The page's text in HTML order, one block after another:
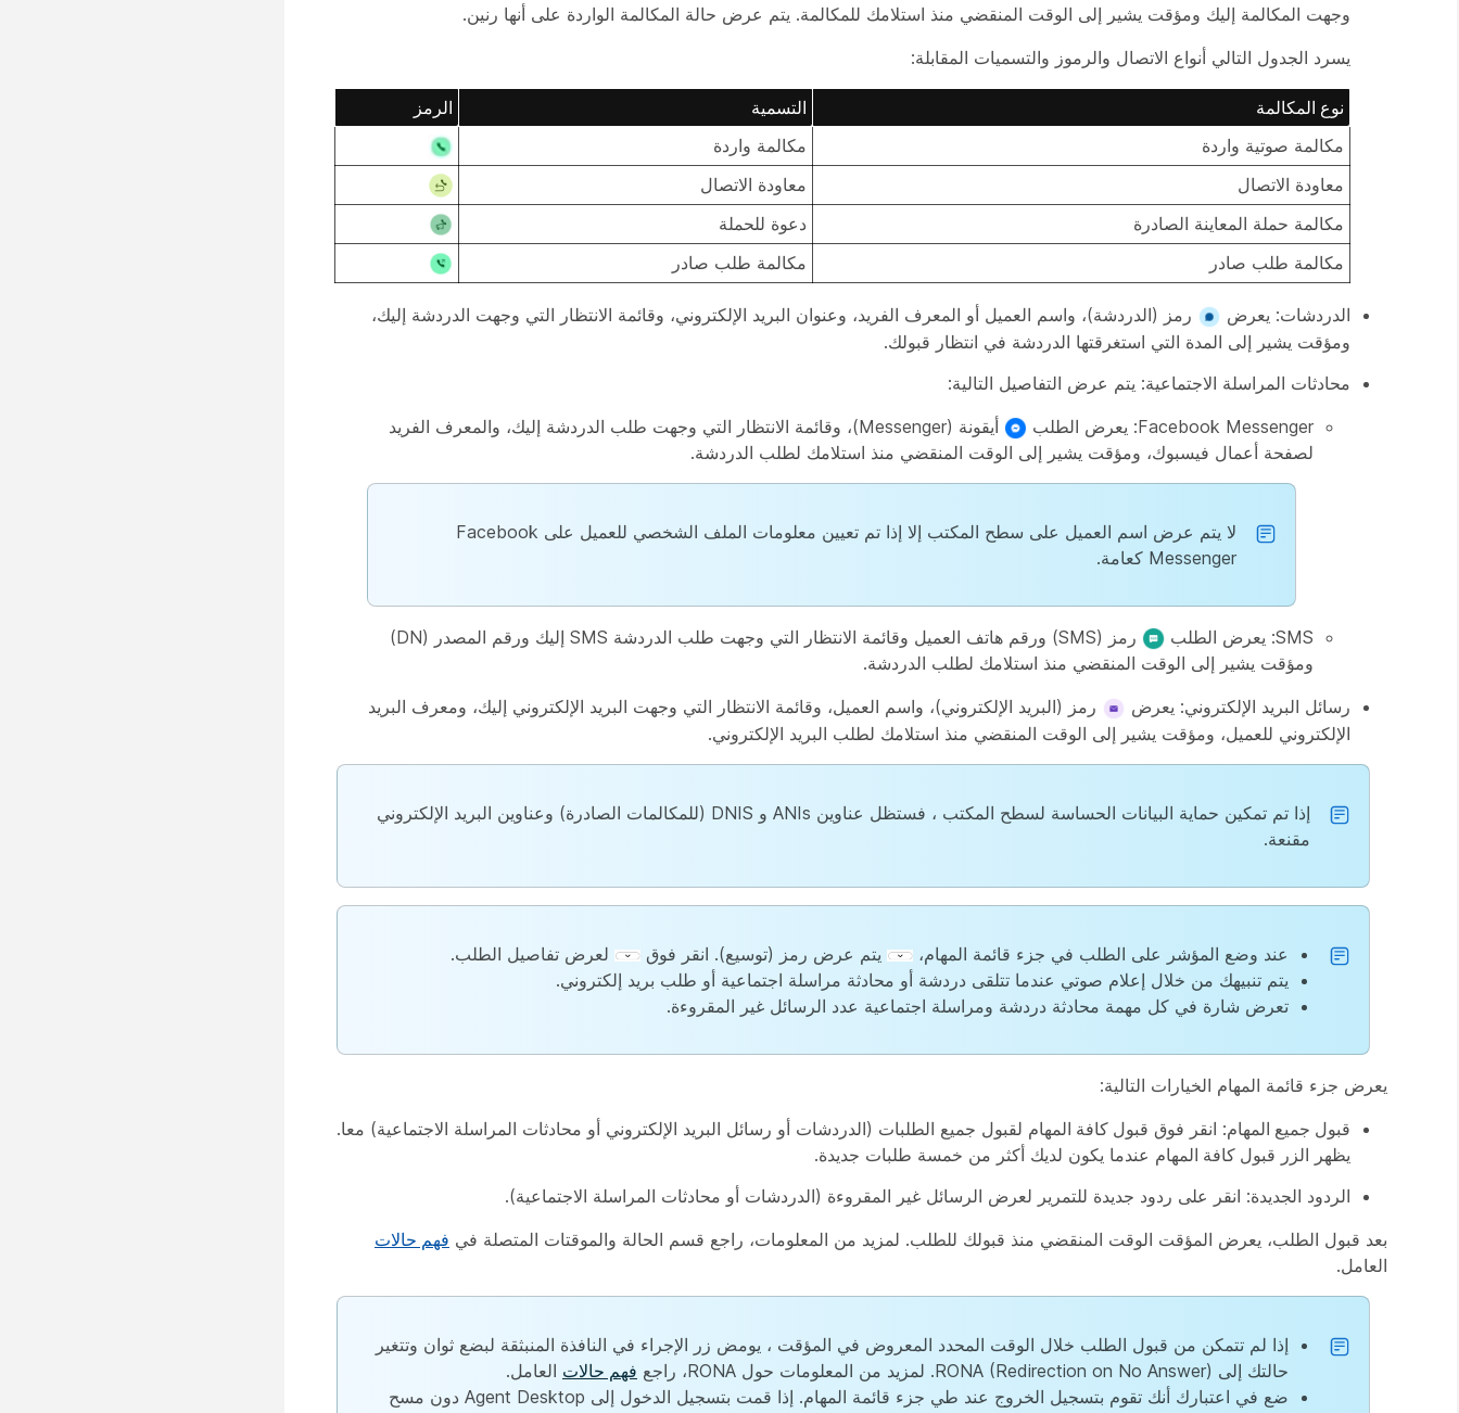
وجهت المكالمة إليك ومؤقت يشير إلى الوقت المنقضي منذ استلامك للمكالمة. يتم عرض حالة المكالمة الواردة على أنها رنين.
يسرد الجدول التالي أنواع الاتصال والرموز والتسميات المقابلة:
نوع المكالمة التسمية
الرمز
مكالمة صوتية واردة
مكالمة واردة
معاودة الاتصال
معاودة الاتصال
مكالمة حملة المعاينة الصادرة
دعوة للحملة
مكالمة طلب صادر
مكالمة طلب صادر
الدردشات: يعرض
رمز (الدردشة)، واسم العميل أو المعرف الفريد، وعنوان البريد الإلكتروني، وقائمة الانتظار التي وجهت الدردشة إليك،
ومؤقت يشير إلى المدة التي استغرقتها الدردشة في انتظار قبولك.
محادثات المراسلة الاجتماعية: يتم عرض التفاصيل التالية:
Facebook Messenger: يعرض الطلب
أيقونة (Messenger)، وقائمة الانتظار التي وجهت طلب الدردشة إليك، والمعرف الفريد
لصفحة أعمال فيسبوك، ومؤقت يشير إلى الوقت المنقضي منذ استلامك لطلب الدردشة.
لا يتم عرض اسم العميل على سطح المكتب إلا إذا تم تعيين معلومات الملف الشخصي للعميل على Facebook
Messenger كعامة.
SMS: يعرض الطلب
رمز (SMS) ورقم هاتف العميل وقائمة الانتظار التي وجهت طلب الدردشة SMS إليك ورقم المصدر (DN)
ومؤقت يشير إلى الوقت المنقضي منذ استلامك لطلب الدردشة.
رسائل البريد الإلكتروني: يعرض
رمز (البريد الإلكتروني)، واسم العميل، وقائمة الانتظار التي وجهت البريد الإلكتروني إليك، ومعرف البريد
الإلكتروني للعميل، ومؤقت يشير إلى الوقت المنقضي منذ استلامك لطلب البريد الإلكتروني.
إذا تم تمكين حماية البيانات الحساسة لسطح المكتب ، فستظل عناوين ANIs و DNIS (للمكالمات الصادرة) وعناوين البريد الإلكتروني
مقنعة.
عند وضع المؤشر على الطلب في جزء قائمة المهام، يتم عرض رمز (توسيع). انقر فوق
لعرض تفاصيل الطلب.
يتم تنبيهك من خلال إعلام صوتي عندما تتلقى دردشة أو محادثة مراسلة اجتماعية أو طلب بريد إلكتروني.
تعرض شارة في كل مهمة محادثة دردشة ومراسلة اجتماعية عدد الرسائل غير المقروءة.
يعرض جزء قائمة المهام الخيارات التالية:
قبول جميع المهام: انقر فوق قبول كافة المهام لقبول جميع الطلبات (الدردشات أو رسائل البريد الإلكتروني أو محادثات المراسلة الاجتماعية) معا.
يظهر الزر قبول كافة المهام عندما يكون لديك أكثر من خمسة طلبات جديدة.
الردود الجديدة: انقر على ردود جديدة للتمرير لعرض الرسائل غير المقروءة (الدردشات أو محادثات المراسلة الاجتماعية).
بعد قبول الطلب، يعرض المؤقت الوقت المنقضي منذ قبولك للطلب. لمزيد من المعلومات، راجع قسم الحالة والموقتات المتصلة في فهم حالات
العامل.
إذا لم تتمكن من قبول الطلب خلال الوقت المحدد المعروض في المؤقت ، يومض زر الإجراء في النافذة المنبثقة لبضع ثوان وتتغير
حالتك إلى RONA (Redirection on No Answer). لمزيد من المعلومات حول RONA، راجع
فهم حالات العامل.
ضع في اعتبارك أنك تقوم بتسجيل الخروج عند طي جزء قائمة المهام. إذا قمت بتسجيل الدخول إلى Agent Desktop دون مسح